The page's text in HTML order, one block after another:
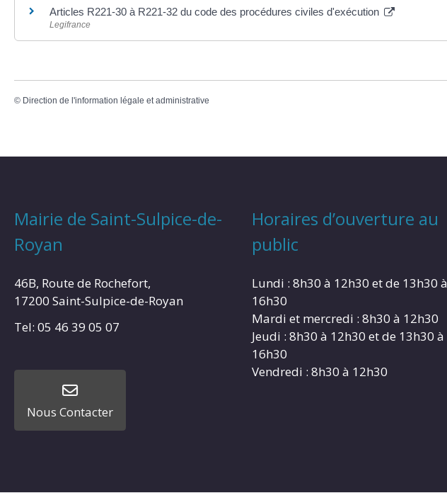
Articles R221-30 à R221-32 du code des procédures civiles d'exécution
Legifrance
© Direction de l'information légale et administrative
Mairie de Saint-Sulpice-de-
Royan
46B, Route de Rochefort,
17200 Saint-Sulpice-de-Royan
Tel: 05 46 39 05 07
Nous Contacter
Horaires d’ouverture au
public
Lundi : 8h30 à 12h30 et de 13h30 à
16h30
Mardi et mercredi : 8h30 à 12h30
Jeudi : 8h30 à 12h30 et de 13h30 à
16h30
Vendredi : 8h30 à 12h30